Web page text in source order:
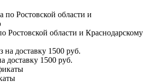
Ростовской области и Краснодарскому
доставку 1500 руб.